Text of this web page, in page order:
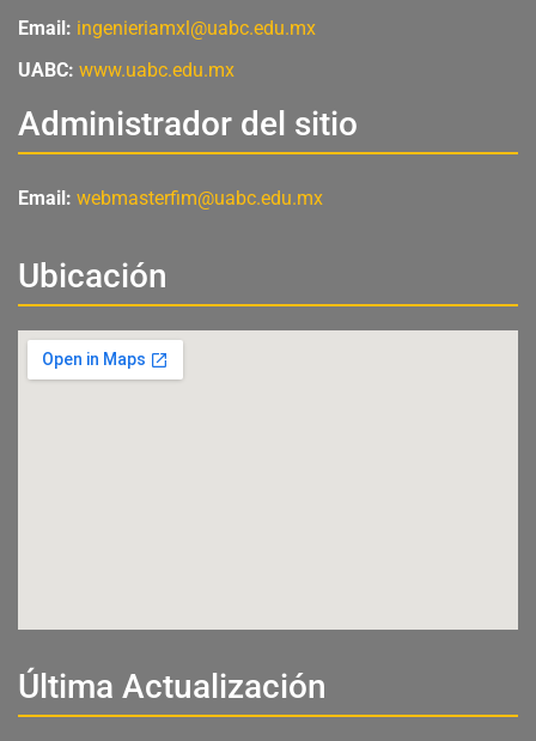
Email: ingenieriamxl@uabc.edu.mx
UABC: www.uabc.edu.mx
Administrador del sitio
Email: webmasterfim@uabc.edu.mx
Ubicación
Última Actualización